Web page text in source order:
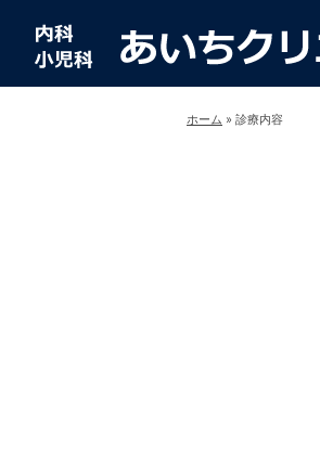
ホーム » 診療内容